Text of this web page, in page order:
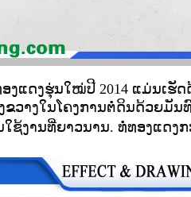
ແດງຮຸ່ນໃໝ່ປີ 2014 ແມ່ນເຮັ
ຂວາງໃນໂຄງການຕໍ່ດິນດ້ວຍມັນ
ຊ້ງານທີ່ຍາວນານ. ທໍ່ທອງແດງ